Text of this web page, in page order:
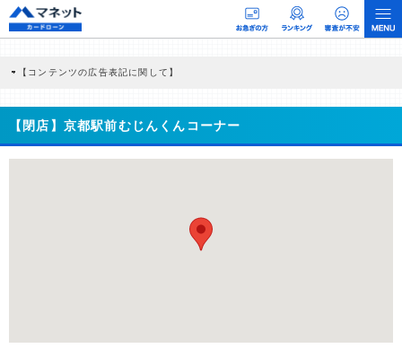
【コンテンツの広告表記に関して】
商品を根拠なくPRするものではなく、当編集部の調査／ユーザーへの口コミ収集な
どに基づき、公平性を担保した情報提供を行っています。
>提携企業一覧
【閉店】京都駅前むじんくんコーナー